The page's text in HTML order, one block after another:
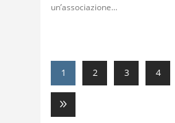
un’associazione
1 2 3 4